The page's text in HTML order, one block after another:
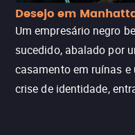
Desejo em
Um empresário negro
sucedido, abalado por
casamento em ruínas e
crise de identidade,